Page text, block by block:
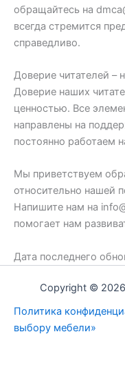
обращайтесь на
всегда стремится
справедливо.
Доверие читателей –
Доверие наших
ценностью. Все
направлены на
постоянно работаем
Мы приветствуем
относительно нашей
Напишите нам на
помогает нам
Дата последнего
Copyright ©
Политика
выбору мебели»